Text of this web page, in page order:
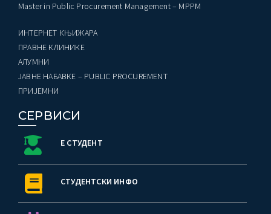
Master in Public Procurement Management – MPPM
ИНТЕРНЕТ КЊИЖАРА
ПРАВНЕ КЛИНИКЕ
AЛУМНИ
ЈАВНЕ НАБАВКЕ – PUBLIC PROCUREMENT
ПРИЈЕМНИ
СЕРВИСИ
Е СТУДЕНТ
СТУДЕНТСКИ ИНФО